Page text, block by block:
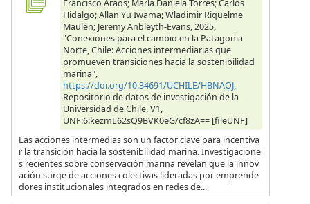
Francisco Araos; María Daniela Torres; Carlos
Hidalgo; Allan Yu Iwama; Wladimir Riquelme
Maulén; Jeremy Anbleyth-Evans, 2025,
"Conexiones para el cambio en la Patagonia
Norte, Chile: Acciones intermediarias que
promueven transiciones hacia la sostenibilidad
marina",
https://doi.org/10.34691/UCHILE/HBNAOJ,
Repositorio de datos de investigación de la
Universidad de Chile, V1,
UNF:6:kezmL62sQ9BVK0eG/cf8zA== [fileUNF]
Las acciones intermedias son un factor clave para incentiva
r la transición hacia la sostenibilidad marina. Investigacione
s recientes sobre conservación marina revelan que la innov
ación surge de acciones colectivas lideradas por emprende
dores institucionales integrados en redes de...